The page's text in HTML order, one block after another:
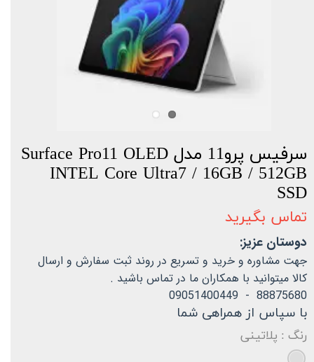
سرفیس پرو11 مدل Surface Pro11 OLED
INTEL Core Ultra7 / 16GB / 512GB
SSD
تماس بگیرید
دوستان عزیز:
جهت مشاوره و خرید و تسریع در روند ثبت سفارش و ارسال
کالا میتوانید با همکاران ما در تماس باشید .
88875680 - 09051400449
با سپاس از همراهی شما
رنگ : پلاتینی